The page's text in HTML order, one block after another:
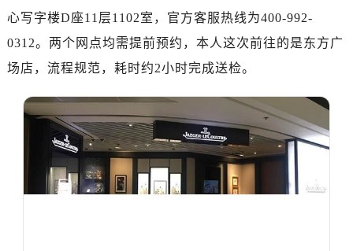
心写字楼D座11层1102室，官方客服热线为400-992-
0312。两个网点均需提前预约，本人这次前往的是东方广
场店，流程规范，耗时约2小时完成送检。